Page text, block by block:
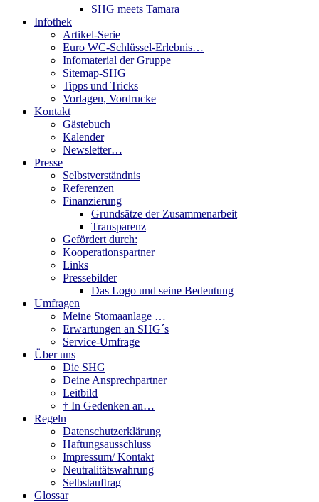
SHG meets Tamara
Infothek
Artikel-Serie
Euro WC-Schlüssel-Erlebnis…
Infomaterial der Gruppe
Sitemap-SHG
Tipps und Tricks
Vorlagen, Vordrucke
Kontakt
Gästebuch
Kalender
Newsletter…
Presse
Selbstverständnis
Referenzen
Finanzierung
Grundsätze der Zusammenarbeit
Transparenz
Gefördert durch:
Kooperationspartner
Links
Pressebilder
Das Logo und seine Bedeutung
Umfragen
Meine Stomaanlage …
Erwartungen an SHG´s
Service-Umfrage
Über uns
Die SHG
Deine Ansprechpartner
Leitbild
† In Gedenken an…
Regeln
Datenschutzerklärung
Haftungsausschluss
Impressum/ Kontakt
Neutralitätswahrung
Selbstauftrag
Glossar